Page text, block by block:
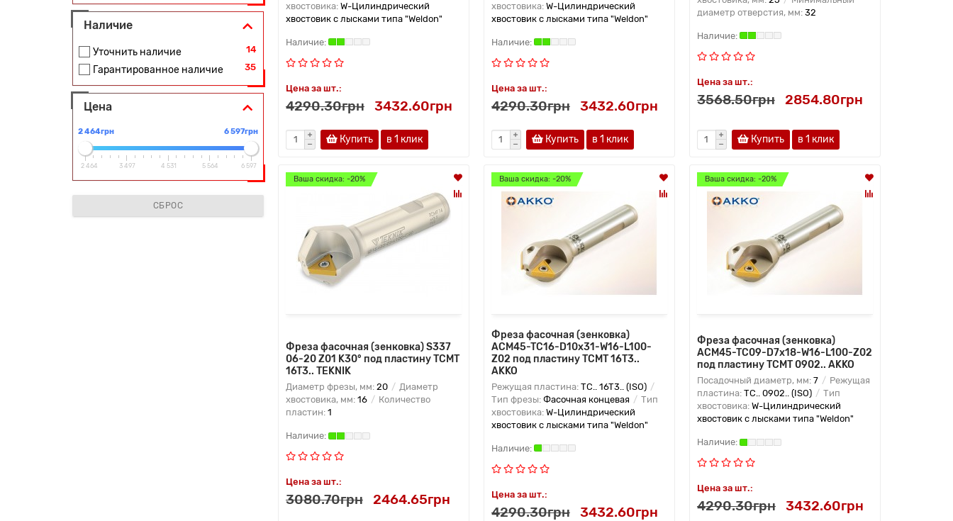
Наличие
Уточнить наличие 14
Гарантированное наличие 35
Цена
2 464грн 6 597грн
2 464 3 497 4 531 5 564 6 597
СБРОС
хвостовика: W-Цилиндрический
хвостовик с лысками типа "Weldon"
Цена за шт.:
4290.30грн 3432.60грн
Купить в 1 клик
хвостовика: W-Цилиндрический
хвостовик с лысками типа "Weldon"
Цена за шт.:
4290.30грн 3432.60грн
Купить в 1 клик
диаметр отверстия, мм: 32
Цена за шт.:
3568.50грн 2854.80грн
Купить в 1 клик
Ваша скидка: -20%
Фреза фасочная (зенковка) S337
06-20 Z01 K30° под пластину TCMT
16T3.. TEKNIK
Диаметр фрезы, мм: 20
Диаметр
хвостовика, мм: 16
Количество
пластин: 1
Цена за шт.:
3080.70грн 2464.65грн
Ваша скидка: -20%
Фреза фасочная (зенковка)
ACM45-TC16-D10x31-W16-L100-
Z02 под пластину TCMT 16Т3..
AKKO
Режущая пластина: TC.. 16T3.. (ISO)
Тип фрезы: Фасочная концевая
Тип
хвостовика: W-Цилиндрический
хвостовик с лысками типа "Weldon"
Цена за шт.:
4290.30грн 3432.60грн
Ваша скидка: -20%
Фреза фасочная (зенковка)
ACM45-TC09-D7x18-W16-L100-Z02
под пластину TCMT 0902.. AKKO
Посадочный диаметр, мм: 7
Режущая
пластина: TC.. 0902.. (ISO)
Тип
хвостовика: W-Цилиндрический
хвостовик с лысками типа "Weldon"
Цена за шт.:
4290.30грн 3432.60грн